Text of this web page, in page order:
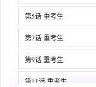
第5话 重考生
第7话 重考生
第9话 重考生
第11话 重考生